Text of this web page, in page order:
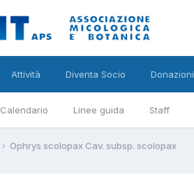
Calendario Linee guida Staff
Attività Diventa Socio Donazioni
Ophrys scolopax Cav. subsp. scolopax